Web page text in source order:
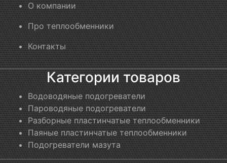
О компании
Про теплообменники
Контакты
Категории товаров
Водоводяные подогреватели
Пароводяные подогреватели
Разборные пластинчатые теплообменники
Паяные пластинчатые теплообменники
Подогреватели мазута